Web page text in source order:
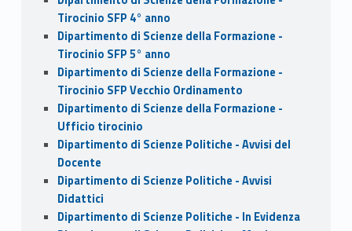
Tirocinio SFP 4° anno
Dipartimento di Scienze della Formazione -
Tirocinio SFP 5° anno
Dipartimento di Scienze della Formazione -
Tirocinio SFP Vecchio Ordinamento
Dipartimento di Scienze della Formazione -
Ufficio tirocinio
Dipartimento di Scienze Politiche - Avvisi del
Docente
Dipartimento di Scienze Politiche - Avvisi
Didattici
Dipartimento di Scienze Politiche - In Evidenza